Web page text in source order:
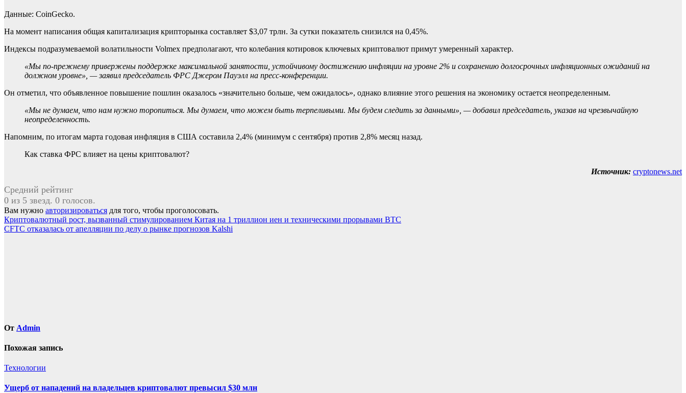
Данные: CoinGecko.
На момент написания общая капитализация крипторынка составляет $3,07 трлн. За сутки показатель снизился на 0,45%.
Индексы подразумеваемой волатильности Volmex предполагают, что колебания котировок ключевых криптовалют примут умеренный характер.
«Мы по-прежнему привержены поддержке максимальной занятости, устойчивому достижению инфляции на уровне 2% и сохранению долгосрочных инфляционных ожиданий на
должном уровне», — заявил председатель ФРС Джером Пауэлл на пресс-конференции.
Он отметил, что объявленное повышение пошлин оказалось «значительно больше, чем ожидалось», однако влияние этого решения на экономику остается неопределенным.
«Мы не думаем, что нам нужно торопиться. Мы думаем, что можем быть терпеливыми. Мы будем следить за данными», — добавил председатель, указав на чрезвычайную
неопределенность.
Напомним, по итогам марта годовая инфляция в США составила 2,4% (минимум с сентября) против 2,8% месяц назад.
Как ставка ФРС влияет на цены криптовалют?
Источник: cryptonews.net
Средний рейтинг
0 из 5 звезд. 0 голосов.
Вам нужно авторизироваться для того, чтобы проголосовать.
Навигация
по
Криптовалютный рост, вызванный стимулированием Китая на 1 триллион иен и техническими прорывами BTC
CFTC отказалась от апелляции по делу о рынке прогнозов Kalshi
От Admin
Похожая запись
Технологии
Ущерб от нападений на владельцев криптовалют превысил $30 млн